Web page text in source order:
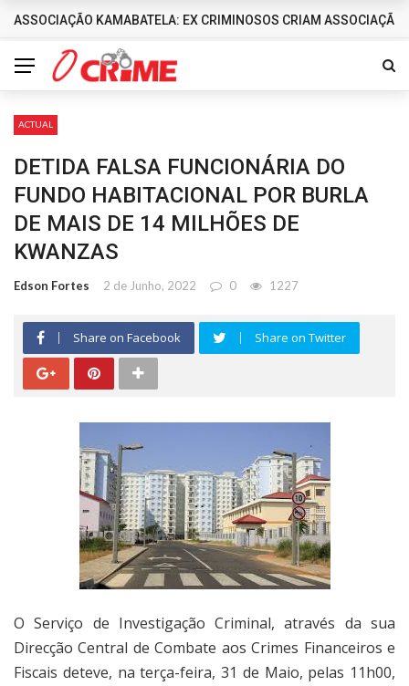
DESTAQUES
ASSOCIAÇÃO KAMABATELA: EX CRIMINOSOS CRIAM
ACTUAL
DETIDA FALSA FUNCIONÁRIA DO
FUNDO HABITACIONAL POR BURLA
DE MAIS DE 14 MILHÕES DE
KWANZAS
Edson Fortes 2 de Junho, 2022 0 1227
Share on Facebook Share on Twitter
O Serviço de Investigação Criminal, através da sua
Direcção Central de Combate aos Crimes Financeiros e
Fiscais deteve, na terça-feira, 31 de Maio, pelas 11h00,